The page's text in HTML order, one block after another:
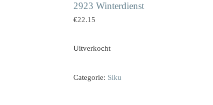
2923 Winterdienst
€22.15
Uitverkocht
Categorie: Siku